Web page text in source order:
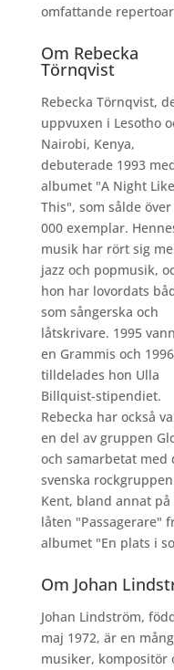
omfattande
Om Rebecka
Törnqvist
Rebecka Törnqvist,
uppvuxen i Lesotho
Nairobi, Kenya,
debuterade 1993
albumet "A Night Like
This", som sålde över
000 exemplar.
musik har rört sig
jazz och popmusik,
hon har lovordats
som sångerska och
låtskrivare. 1995
en Grammis och 1996
tilldelades hon Ulla
Billquist-stipendiet.
Rebecka har också
en del av gruppen
och samarbetat med
svenska rockgruppen
Kent, bland annat på
låten "Passagerare"
albumet "En plats i
Om Johan
Johan Lindström,
maj 1972, är en
musiker, kompositör